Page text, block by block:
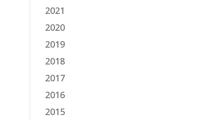
2021
2020
2019
2018
2017
2016
2015